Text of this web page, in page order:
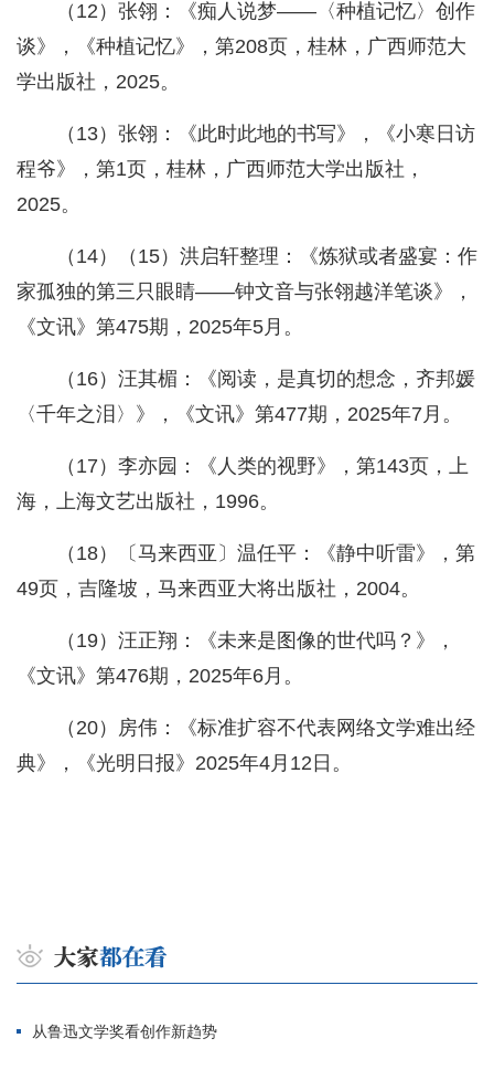
（12）张翎：《痴人说梦——〈种植记忆〉创作
谈》，《种植记忆》，第208页，桂林，广西师范大
学出版社，2025。
（13）张翎：《此时此地的书写》，《小寒日访
程爷》，第1页，桂林，广西师范大学出版社，
2025。
（14）（15）洪启轩整理：《炼狱或者盛宴：作
家孤独的第三只眼睛——钟文音与张翎越洋笔谈》，
《文讯》第475期，2025年5月。
（16）汪其楣：《阅读，是真切的想念，齐邦媛
〈千年之泪〉》，《文讯》第477期，2025年7月。
（17）李亦园：《人类的视野》，第143页，上
海，上海文艺出版社，1996。
（18）〔马来西亚〕温任平：《静中听雷》，第
49页，吉隆坡，马来西亚大将出版社，2004。
（19）汪正翔：《未来是图像的世代吗？》，
《文讯》第476期，2025年6月。
（20）房伟：《标准扩容不代表网络文学难出经
典》，《光明日报》2025年4月12日。
从鲁迅文学奖看创作新趋势